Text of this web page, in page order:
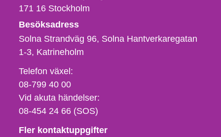
171 16 Stockholm
Besöksadress
Solna Strandväg 96, Solna Hantverkaregatan
1-3 Katrineholm
Telefon,
fax
och
e-
Telefon växel:
08-799 40 00
Vid akuta händelser:
08-454 24 66 (SOS)
Fler kontaktuppgifter